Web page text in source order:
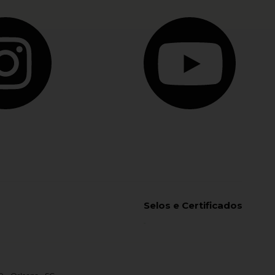
Selos e Certificados